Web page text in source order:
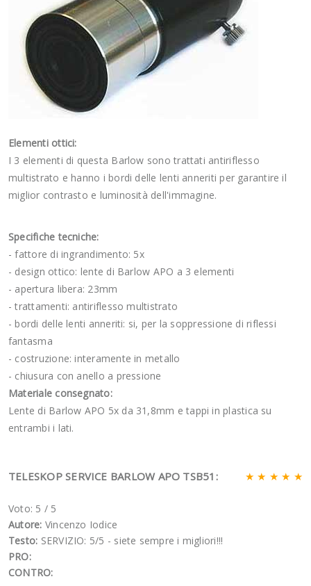
Elementi ottici:
I 3 elementi di questa Barlow sono trattati antiriflesso
multistrato e hanno i bordi delle lenti anneriti per garantire il
miglior contrasto e luminosità dell'immagine.
Specifiche tecniche:
- fattore di ingrandimento: 5x
- design ottico: lente di Barlow APO a 3 elementi
- apertura libera: 23mm
- trattamenti: antiriflesso multistrato
- bordi delle lenti anneriti: si, per la soppressione di riflessi
fantasma
- costruzione: interamente in metallo
- chiusura con anello a pressione
Materiale consegnato:
Lente di Barlow APO 5x da 31,8mm e tappi in plastica su
entrambi i lati.
TELESKOP SERVICE BARLOW APO TSB51: ★ ★ ★ ★ ★
Voto: 5 / 5
Autore: Vincenzo Iodice
Testo: SERVIZIO: 5/5 - siete sempre i migliori!!!
PRO:
CONTRO: